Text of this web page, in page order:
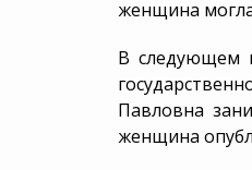
женщина могла
В следующем
Павловна
женщина